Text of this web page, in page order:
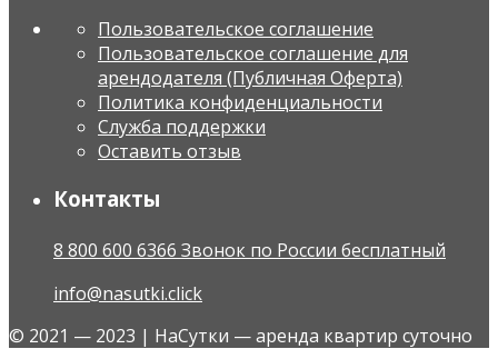
Пользовательское соглашение
Пользовательское соглашение для
арендодателя (Публичная Оферта)
Политика конфиденциальности
Служба поддержки
Оставить отзыв
Контакты
8 800 600 6366 Звонок по России бесплатный
info@nasutki.click
© 2021 — 2023 | НаСутки — аренда квартир суточно